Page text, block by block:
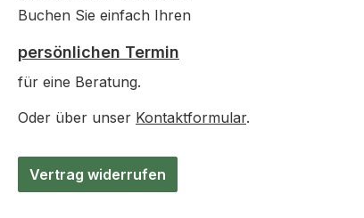
Buchen Sie einfach Ihren
persönlichen Termin
für eine Beratung.
Oder über unser Kontaktformular.
Vertrag widerrufen